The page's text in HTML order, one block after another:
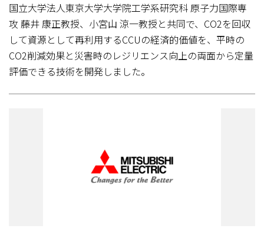
国立大学法人東京大学大学院工学系研究科 原子力国際専
攻 藤井 康正教授、小宮山 涼一教授と共同で、CO2を回収
して資源として再利用するCCUの経済的価値を、平時の
CO2削減効果と災害時のレジリエンス向上の両面から定量
評価できる技術を開発しました。